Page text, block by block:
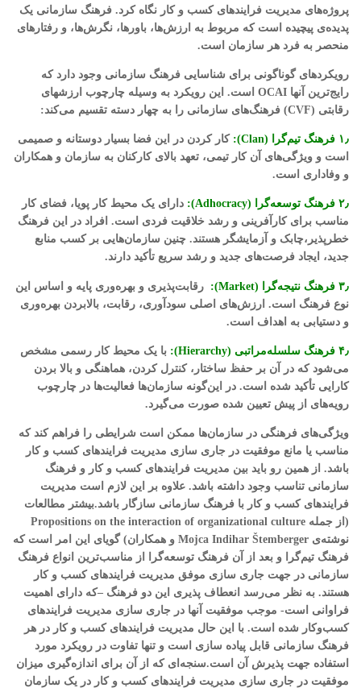
پروژه‌های مدیریت فرایندهای کسب و کار نگاه کرد. فرهنگ سازمانی یک
پدیده‌ی پیچیده است که مربوط به ارزش‌ها، باورها، نگرش‌ها، و رفتارهای
منحصر به فرد هر سازمان است.
رویکردهای گوناگونی برای شناسایی فرهنگ سازمانی وجود دارد که
رایج‌ترین آنها OCAI است. این رویکرد به وسیله‌ چارچوب ارزشهای
رقابتی (CVF) فرهنگ‌های سازمانی را به چهار دسته تقسیم می‌کند:
۱٫ فرهنگ تیم‌گرا (Clan):
کار کردن در این فضا بسیار دوستانه و صمیمی
است و ویژگی‌های آن کار تیمی، تعهد بالای کارکنان به سازمان و همکاران
و وفاداری است.
۲٫ فرهنگ توسعه‌گرا (Adhocracy):
دارای یک محیط کار پویا، فضای کار
مناسب برای کارآفرینی و رشد خلاقیت فردی است. افراد در این فرهنگ
خطرپذیر،چابک و آزمایشگر هستند. چنین سازمان‌هایی بر کسب منابع
جدید، ایجاد فرصت‌های جدید و رشد سریع تأکید دارند.
۳٫ فرهنگ نتیجه‌گرا (Market):
رقابت‌پذیری و بهره‌وری پایه و اساس این
نوع فرهنگ است. ارزش‌های اصلی سودآوری، رقابت، بالابردن بهره‌وری
و دستیابی به اهداف است.
۴٫ فرهنگ سلسله‌مراتبی (Hierarchy):
با یک محیط کار رسمی مشخص
می‌شود که در آن بر حفظ ساختار، کنترل کردن، هماهنگی و بالا بردن
کارایی تأکید شده است. در این‌گونه سازمان‌ها فعالیت‌ها در چارچوب
رویه‌های از پیش تعیین شده صورت می‌گیرد.
ویژگی‌های فرهنگی در سازمان‌ها ممکن است شرایطی را فراهم کند که
مناسب یا مانع موفقیت در جاری سازی مدیریت فرایندهای کسب و کار
باشد. از همین رو باید بین مدیریت فرایندهای کسب و کار و فرهنگ
سازمانی تناسب وجود داشته باشد. علاوه بر این لازم است مدیریت
فرایندهای کسب و کار با فرهنگ سازمانی سازگار باشد.بیشتر مطالعات
(از جمله Propositions on the interaction of organizational culture
نوشته‌ی Mojca Indihar Štemberger و همکاران) گویای این امر است که
فرهنگ تیم‌گرا و بعد از آن فرهنگ توسعه‌گرا از مناسب‌ترین انواع فرهنگ
سازمانی در جهت جاری سازی موفق مدیریت فرایندهای کسب و کار
هستند. به نظر می‌رسد انعطاف پذیری این دو فرهنگ –که دارای اهمیت
فراوانی است- موجب موفقیت آنها در جاری سازی مدیریت فرایندهای
کسب‌وکار شده است. با این حال مدیریت فرایندهای کسب و کار در هر
فرهنگ سازمانی قابل پیاده سازی است و تنها تفاوت در رویکرد مورد
استفاده جهت پذیرش آن است.سنجه‌ای که از آن برای اندازه‌گیری میزان
موفقیت در جاری سازی مدیریت فرایندهای کسب و کار در یک سازمان